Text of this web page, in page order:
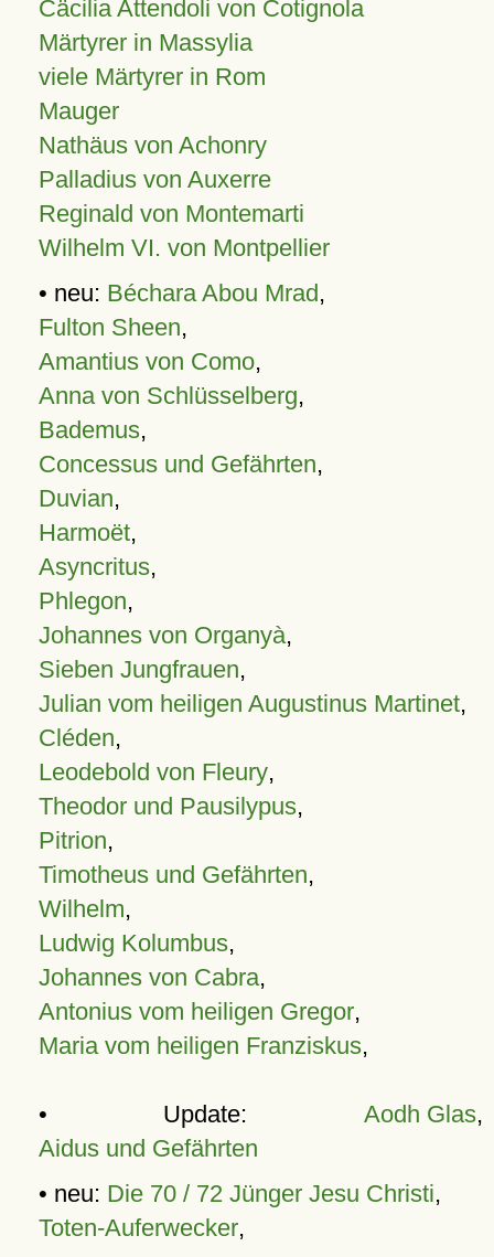
Cäcilia Attendoli von Cotignola
Märtyrer in Massylia
viele Märtyrer in Rom
Mauger
Nathäus von Achonry
Palladius von Auxerre
Reginald von Montemarti
Wilhelm VI. von Montpellier
• neu: Béchara Abou Mrad,
Fulton Sheen,
Amantius von Como,
Anna von Schlüsselberg,
Bademus,
Concessus und Gefährten,
Duvian,
Harmoët,
Asyncritus,
Phlegon,
Johannes von Organyà,
Sieben Jungfrauen,
Julian vom heiligen Augustinus Martinet,
Cléden,
Leodebold von Fleury,
Theodor und Pausilypus,
Pitrion,
Timotheus und Gefährten,
Wilhelm,
Ludwig Kolumbus,
Johannes von Cabra,
Antonius vom heiligen Gregor,
Maria vom heiligen Franziskus,
• Update: Aodh Glas,
Aidus und Gefährten
• neu: Die 70 / 72 Jünger Jesu Christi,
Toten-Auferwecker,